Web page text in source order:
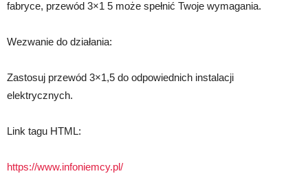
fabryce, przewód 3×1 5 może spełnić Twoje wymagania.
Wezwanie do działania:
Zastosuj przewód 3×1,5 do odpowiednich instalacji
elektrycznych.
Link tagu HTML:
https://www.infoniemcy.pl/